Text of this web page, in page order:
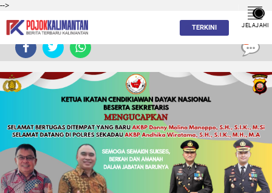
-->
TERKINI JELAJAHI